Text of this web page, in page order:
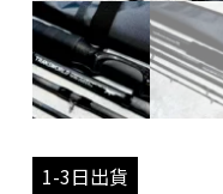
1-3日出貨